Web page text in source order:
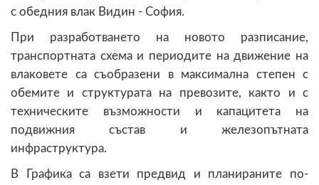
с обедния влак Видин - София.
При разработването на новото разписание,
транспортната схема и периодите на движение на
влаковете са съобразени в максимална степен с
обемите и структурата на превозите, както и с
техническите възможности и капацитета на
подвижния състав и железопътната
инфраструктура.
В Графика са взети предвид и планираните по-